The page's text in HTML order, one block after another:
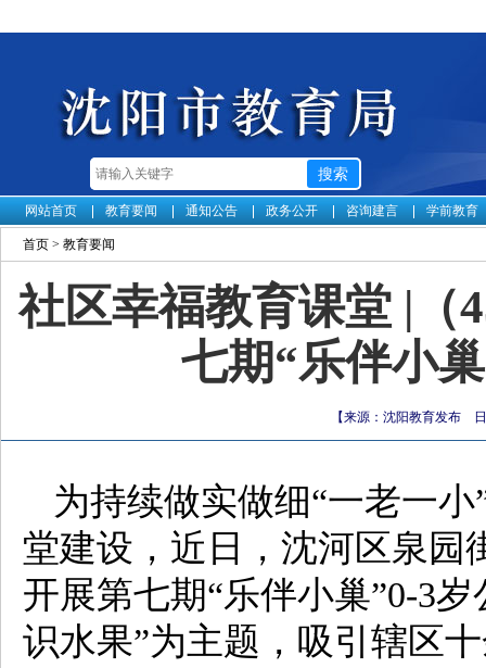
网站首页 教育要闻 通知公告 政务公开 咨询建言 学前教育
首页 > 教育要闻
社区幸福教育课堂 |（
七期“乐伴小
【来源：沈阳教育发布
为持续做实做细“一老一
堂建设，近日，沈河区泉园
开展第七期“乐伴小巢”0-3
识水果”为主题，吸引辖区